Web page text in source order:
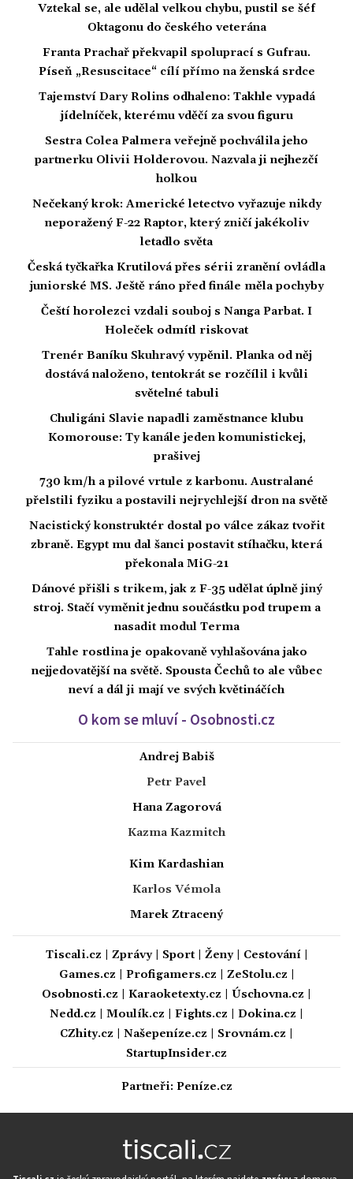
Vztekal se, ale udělal velkou chybu, pustil se šéf
Oktagonu do českého veterána
Franta Prachař překvapil spoluprací s Gufrau.
Píseň „Resuscitace“ cílí přímo na ženská srdce
Tajemství Dary Rolins odhaleno: Takhle vypadá
jídelníček, kterému vděčí za svou figuru
Sestra Colea Palmera veřejně pochválila jeho
partnerku Olivii Holderovou. Nazvala ji nejhezčí
holkou
Nečekaný krok: Americké letectvo vyřazuje nikdy
neporažený F-22 Raptor, který zničí jakékoliv
letadlo světa
Česká tyčkařka Krutilová přes sérii zranění ovládla
juniorské MS. Ještě ráno před finále měla pochyby
Čeští horolezci vzdali souboj s Nanga Parbat. I
Holeček odmítl riskovat
Trenér Baníku Skuhravý vypěnil. Planka od něj
dostává naloženo, tentokrát se rozčílil i kvůli
světelné tabuli
Chuligáni Slavie napadli zaměstnance klubu
Komorouse: Ty kanále jeden komunistickej,
prašivej
730 km/h a pilové vrtule z karbonu. Australané
přelstili fyziku a postavili nejrychlejší dron na světě
Nacistický konstruktér dostal po válce zákaz tvořit
zbraně. Egypt mu dal šanci postavit stíhačku, která
překonala MiG-21
Dánové přišli s trikem, jak z F-35 udělat úplně jiný
stroj. Stačí vyměnit jednu součástku pod trupem a
nasadit modul Terma
Tahle rostlina je opakovaně vyhlašována jako
nejjedovatější na světě. Spousta Čechů to ale vůbec
neví a dál ji mají ve svých květináčích
O kom se mluví - Osobnosti.cz
Andrej Babiš
Petr Pavel
Hana Zagorová
Kazma Kazmitch
Kim Kardashian
Karlos Vémola
Marek Ztracený
Tiscali.cz Zprávy| Sport| Ženy| Cestování|
Games.cz
Profigamers.cz ZeStolu.cz
Osobnosti.cz
Karaoketexty.cz Úschovna.cz
Nedd.cz
Moulík.cz Fights.cz Dokina.cz
CZhity.cz
Našepeníze.cz Srovnám.cz
StartupInsider.cz
Partneři: Peníze.cz